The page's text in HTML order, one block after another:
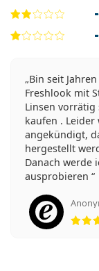
Bin seit
Freshlook mit
Linsen vorrätig
kaufen . Leider
angekündigt,
hergestellt
Danach werde
ausprobieren